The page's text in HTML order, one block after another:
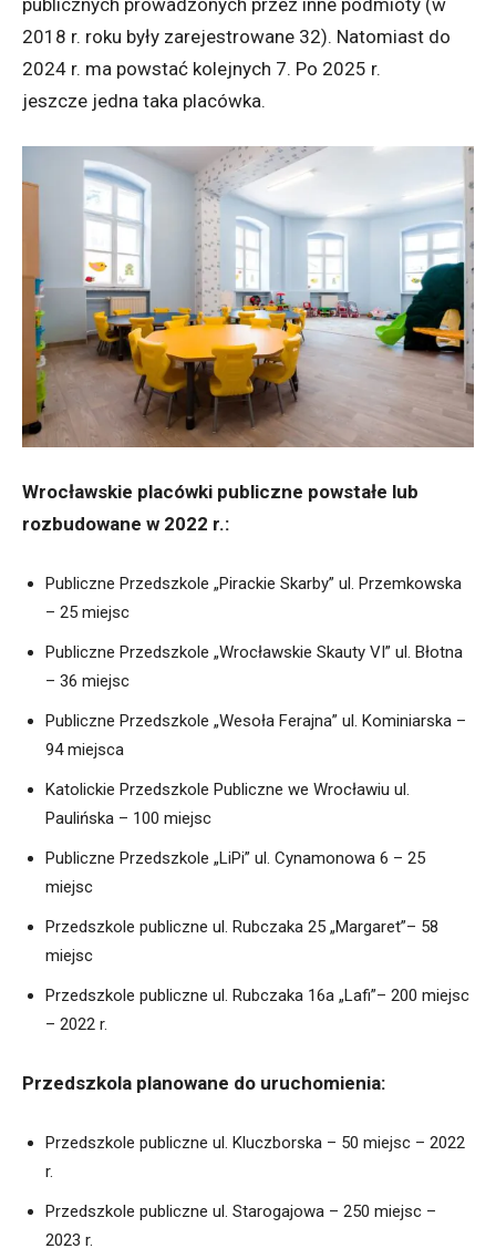
publicznych prowadzonych przez inne podmioty (w
2018 r. roku były zarejestrowane 32). Natomiast do
2024 r. ma powstać kolejnych 7. Po 2025 r.
jeszcze jedna taka placówka.
Wrocławskie placówki publiczne powstałe lub
rozbudowane w 2022 r.:
Publiczne Przedszkole „Pirackie Skarby” ul. Przemkowska
– 25 miejsc
Publiczne Przedszkole „Wrocławskie Skauty VI” ul. Błotna
– 36 miejsc
Publiczne Przedszkole „Wesoła Ferajna” ul. Kominiarska –
94 miejsca
Katolickie Przedszkole Publiczne we Wrocławiu ul.
Paulińska – 100 miejsc
Publiczne Przedszkole „LiPi” ul. Cynamonowa 6 – 25
miejsc
Przedszkole publiczne ul. Rubczaka 25 „Margaret”– 58
miejsc
Przedszkole publiczne ul. Rubczaka 16a „Lafi”– 200 miejsc
– 2022 r.
Przedszkola planowane do uruchomienia:
Przedszkole publiczne ul. Kluczborska – 50 miejsc – 2022
r.
Przedszkole publiczne ul. Starogajowa – 250 miejsc –
2023 r.